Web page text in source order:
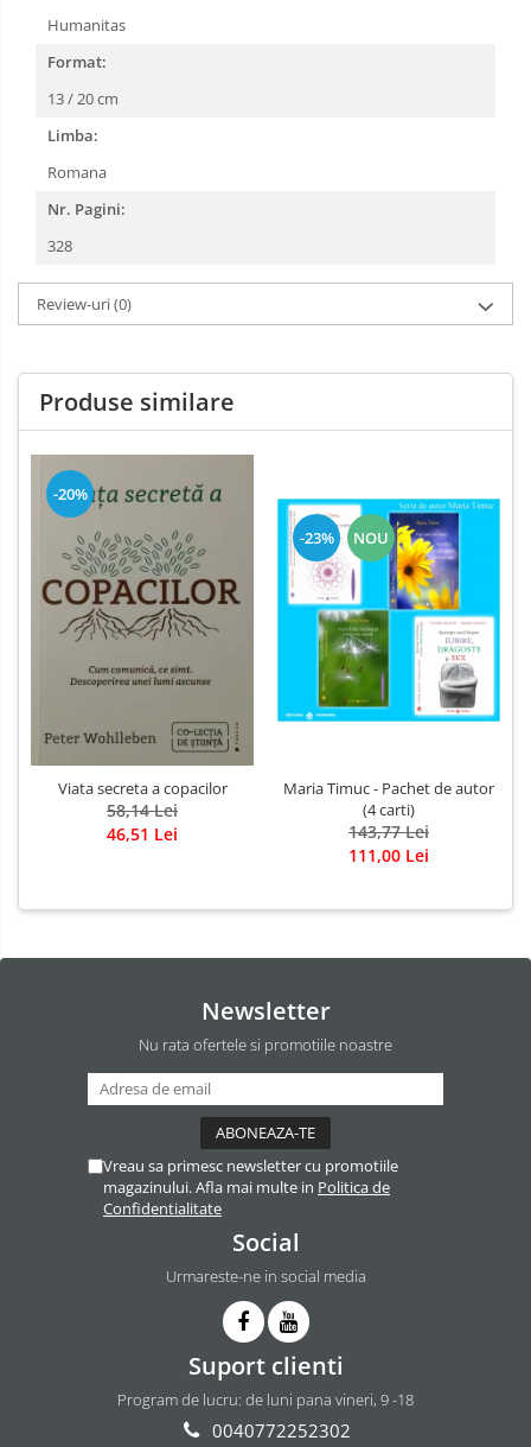
Humanitas
Format:
13 / 20 cm
Limba:
Romana
Nr. Pagini:
328
Review-uri(0)
Produse similare
-20%
Viata secreta a copacilor
58,14 Lei
46,51 Lei
-23% NOU
Maria Timuc - Pachet de autor
(4 carti)
143,77 Lei
111,00 Lei
Newsletter
Nu rata ofertele si promotiile noastre
Vreau sa primesc newsletter cu promotiile
magazinului. Afla mai multe in Politica de
Confidentialitate
Social
Urmareste-ne in social media
Suport clienti
Program de lucru: de luni pana vineri, 9 -18
0040772252302